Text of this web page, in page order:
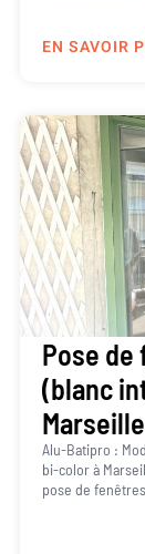
EN SAVOIR
Pose de
(blanc
Alu-Batipro :
bi-color à
pose de